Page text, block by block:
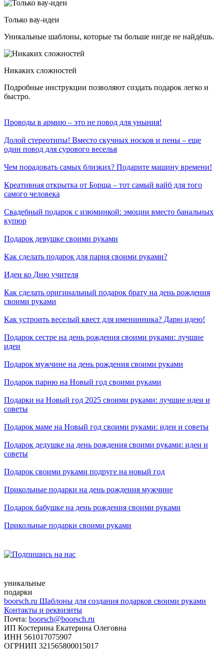
Только вау-идеи
Уникальные шаблоны, которые ты больше нигде не найдёшь.
Никаких сложностей
Подробные инструкции позволяют создать подарок легко и
быстро.
Проводы в армию – это не повод для уныния!
Долой стереотипы! Вместо скучных носков и пены – еще
один повод для сурового веселья
Чем порадовать самых близких? Подарите машину времени!
Креативная открытка от Борща – тот самый вайб для того
самого человека
Свадебный подарок с изюминкой: эмоции вместо банальных
купюр
Подарок девушке своими руками
Как сделать подарок для парня своими руками?
Идеи ко Дню учителя
Как сделать оригинальный подарок брату на день рождения
своими руками
Как устроить веселый квест для именинника? Дарю идею!
Подарок сестре на день рождения своими руками: лучшие
идеи
Подарок мужчине на день рождения своими руками
Подарок парню на Новый год своими руками
Подарки на Новый год 2025 своими руками: лучшие идеи и
советы
Подарок маме на Новый год своими руками: идеи и советы
Подарок дедушке на день рождения своими руками: идеи и
советы
Подарок своими руками подруге на новый год
Прикольные подарки на день рождения мужчине
Подарок бабушке на день рождения своими руками
Прикольные подарки своими руками
уникальные
подарки
boorsch.ru Шаблоны для создания подарков своими руками
Контакты и реквизиты
Почта: boorsch@boorsch.ru
ИП Костерина Екатерина Олеговна
ИНН 561017075907
ОГРНИП 321565800015017